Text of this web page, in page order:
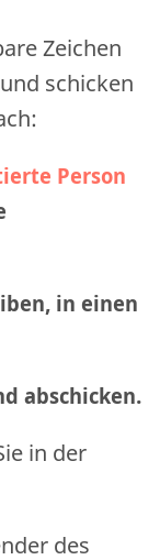
Zeichen
schicken
Person
in einen
abschicken.
in der
des